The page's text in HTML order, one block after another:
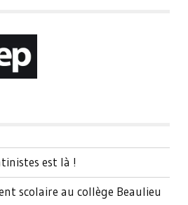
est là !
scolaire au collège Beaulieu